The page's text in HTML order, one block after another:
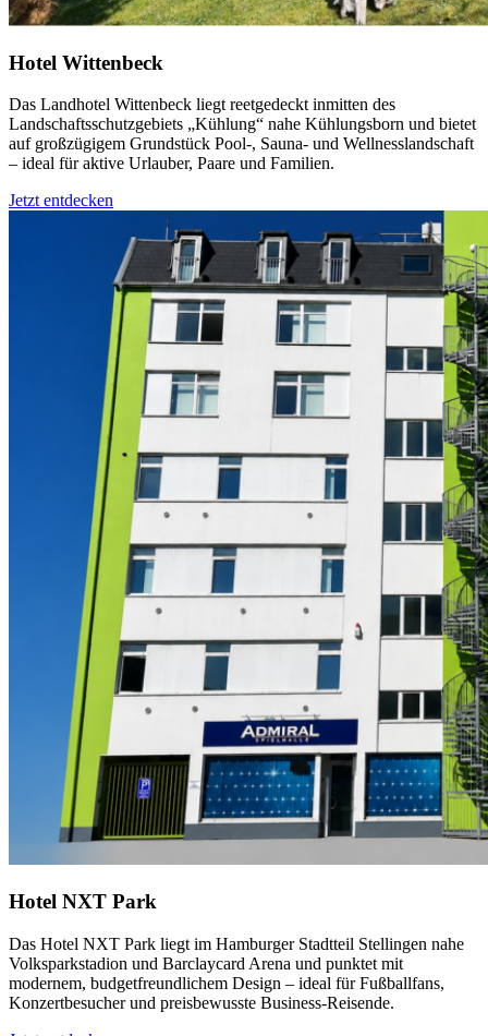
Hotel Wittenbeck
Das Landhotel Wittenbeck liegt reetgedeckt inmitten des
Landschaftsschutzgebiets „Kühlung“ nahe Kühlungsborn und bietet
auf großzügigem Grundstück Pool-, Sauna- und Wellnesslandschaft
– ideal für aktive Urlauber, Paare und Familien.
Jetzt entdecken
Hotel NXT Park
Das Hotel NXT Park liegt im Hamburger Stadtteil Stellingen nahe
Volksparkstadion und Barclaycard Arena und punktet mit
modernem, budgetfreundlichem Design – ideal für Fußballfans,
Konzertbesucher und preisbewusste Business-Reisende.